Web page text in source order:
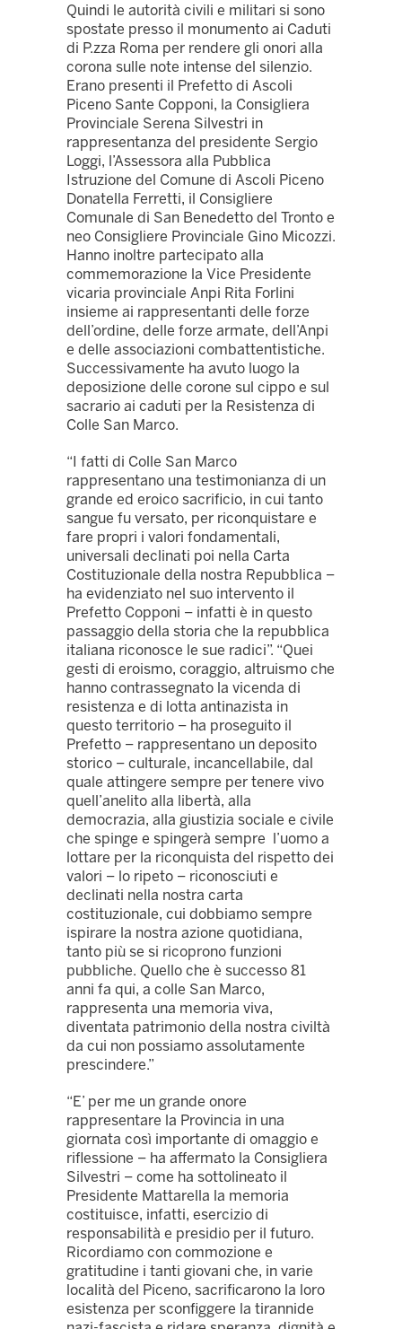
Quindi le autorità civili e militari si sono
spostate presso il monumento ai Caduti
di P.zza Roma per rendere gli onori alla
corona sulle note intense del silenzio.
Erano presenti il Prefetto di Ascoli
Piceno Sante Copponi, la Consigliera
Provinciale Serena Silvestri in
rappresentanza del presidente Sergio
Loggi, l’Assessora alla Pubblica
Istruzione del Comune di Ascoli Piceno
Donatella Ferretti, il Consigliere
Comunale di San Benedetto del Tronto e
neo Consigliere Provinciale Gino Micozzi.
Hanno inoltre partecipato alla
commemorazione la Vice Presidente
vicaria provinciale Anpi Rita Forlini
insieme ai rappresentanti delle forze
dell’ordine, delle forze armate, dell’Anpi
e delle associazioni combattentistiche.
Successivamente ha avuto luogo la
deposizione delle corone sul cippo e sul
sacrario ai caduti per la Resistenza di
Colle San Marco.
“I fatti di Colle San Marco
rappresentano una testimonianza di un
grande ed eroico sacrificio, in cui tanto
sangue fu versato, per riconquistare e
fare propri i valori fondamentali,
universali declinati poi nella Carta
Costituzionale della nostra Repubblica –
ha evidenziato nel suo intervento il
Prefetto Copponi – infatti è in questo
passaggio della storia che la repubblica
italiana riconosce le sue radici”. “Quei
gesti di eroismo, coraggio, altruismo che
hanno contrassegnato la vicenda di
resistenza e di lotta antinazista in
questo territorio – ha proseguito il
Prefetto – rappresentano un deposito
storico – culturale, incancellabile, dal
quale attingere sempre per tenere vivo
quell’anelito alla libertà, alla
democrazia, alla giustizia sociale e civile
che spinge e spingerà sempre l’uomo a
lottare per la riconquista del rispetto dei
valori – lo ripeto – riconosciuti e
declinati nella nostra carta
costituzionale, cui dobbiamo sempre
ispirare la nostra azione quotidiana,
tanto più se si ricoprono funzioni
pubbliche. Quello che è successo 81
anni fa qui, a colle San Marco,
rappresenta una memoria viva,
diventata patrimonio della nostra civiltà
da cui non possiamo assolutamente
prescindere.”
“E’ per me un grande onore
rappresentare la Provincia in una
giornata così importante di omaggio e
riflessione – ha affermato la Consigliera
Silvestri – come ha sottolineato il
Presidente Mattarella la memoria
costituisce, infatti, esercizio di
responsabilità e presidio per il futuro.
Ricordiamo con commozione e
gratitudine i tanti giovani che, in varie
località del Piceno, sacrificarono la loro
esistenza per sconfiggere la tirannide